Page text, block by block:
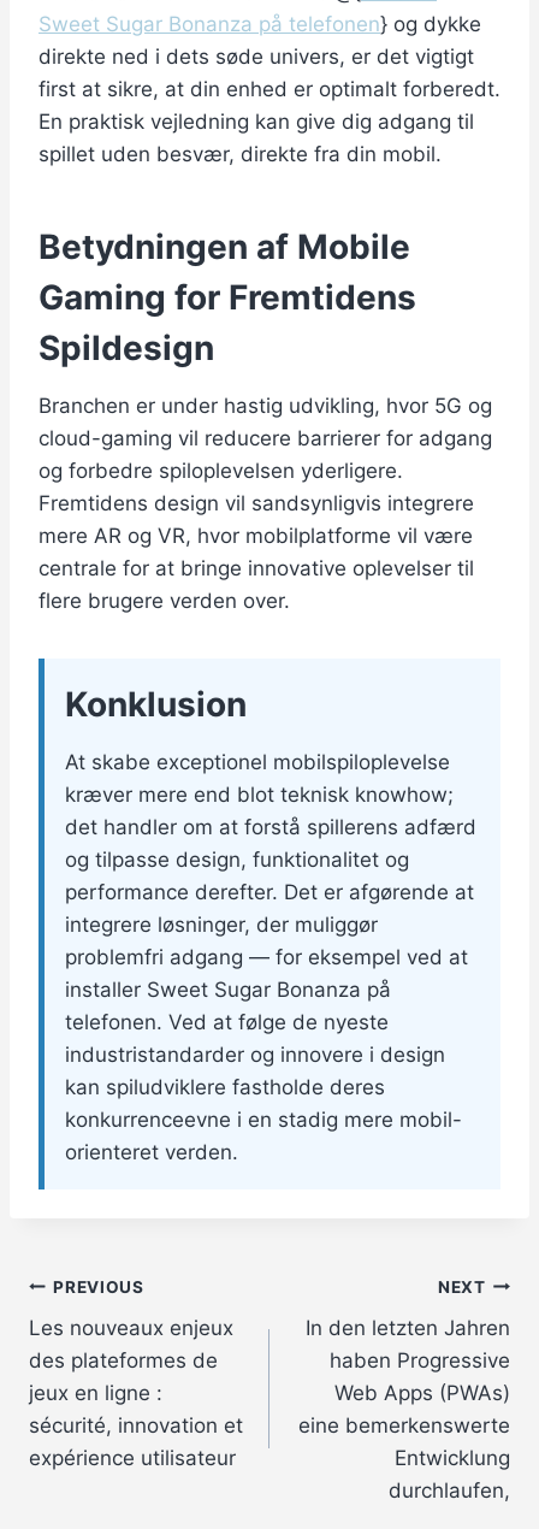
Sweet Sugar Bonanza på telefonen} og dykke
direkte ned i dets søde univers, er det vigtigt
first at sikre, at din enhed er optimalt forberedt.
En praktisk vejledning kan give dig adgang til
spillet uden besvær, direkte fra din mobil.
Betydningen af Mobile
Gaming for Fremtidens
Spildesign
Branchen er under hastig udvikling, hvor 5G og
cloud-gaming vil reducere barrierer for adgang
og forbedre spiloplevelsen yderligere.
Fremtidens design vil sandsynligvis integrere
mere AR og VR, hvor mobilplatforme vil være
centrale for at bringe innovative oplevelser til
flere brugere verden over.
Konklusion
At skabe exceptionel mobilspiloplevelse
kræver mere end blot teknisk knowhow;
det handler om at forstå spillerens adfærd
og tilpasse design, funktionalitet og
performance derefter. Det er afgørende at
integrere løsninger, der muliggør
problemfri adgang — for eksempel ved at
installer Sweet Sugar Bonanza på
telefonen. Ved at følge de nyeste
industristandarder og innovere i design
kan spiludviklere fastholde deres
konkurrenceevne i en stadig mere mobil-
orienteret verden.
Post
navigation
PREVIOUS
Les nouveaux enjeux
des plateformes de
jeux en ligne :
sécurité, innovation et
expérience utilisateur
NEXT
In den letzten Jahren
haben Progressive
Web Apps (PWAs)
eine bemerkenswerte
Entwicklung
durchlaufen,